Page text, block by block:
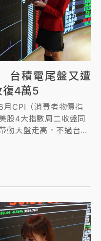
台積電尾盤又遭
復4萬5
月CPI（消費者物價指
股4大指數周二收盤同
動大盤走高。不過台積
士ADR則狂飆